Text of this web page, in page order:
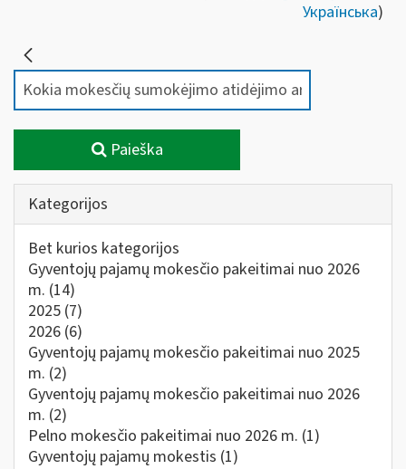
Українська)
Paieška
Kategorijos
Bet kurios kategorijos
Gyventojų pajamų mokesčio pakeitimai nuo 2026
m. (14)
2025 (7)
2026 (6)
Gyventojų pajamų mokesčio pakeitimai nuo 2025
m. (2)
Gyventojų pajamų mokesčio pakeitimai nuo 2026
m. (2)
Pelno mokesčio pakeitimai nuo 2026 m. (1)
Gyventojų pajamų mokestis (1)